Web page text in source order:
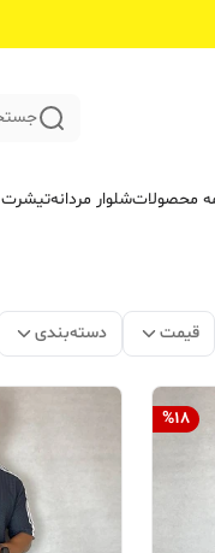
محصولاتشلوار مردانهتیشرت
قیمت دسته‌بندی
%18